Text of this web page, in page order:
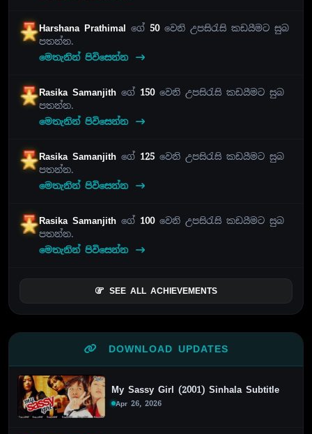
Harshana Prathimal ගේ 50වෙනි උපසිරැසි කඩයීමට සුබ
පතන්න.
මෙතැනින් පිවිසෙන්න
Rasika Samanjithගේ 150වෙනි උපසිරැසි කඩයීමට සුබ
පතන්න.
මෙතැනින් පිවිසෙන්න
Rasika Samanjithගේ 125 වෙනි උපසිරැසි කඩයීමට සුබ
පතන්න.
මෙතැනින් පිවිසෙන්න
Rasika Samanjithගේ 100වෙනි උපසිරැසි කඩයීමට සුබ
පතන්න.
මෙතැනින් පිවිසෙන්න
SEE ALL ACHIEVEMENTS
DOWNLOAD UPDATES
My Sassy Girl (2001) Sinhala Subtitle
Apr 26, 2026